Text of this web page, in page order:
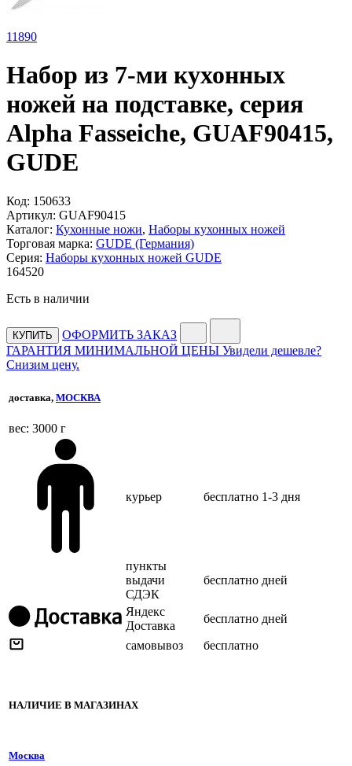
11890
Набор из 7-ми кухонных
ножей на подставке, серия
Alpha Fasseiche, GUAF90415,
GUDE
Код: 150633
Артикул: GUAF90415
Каталог: Кухонные ножи, Наборы кухонных ножей
Торговая марка: GUDE (Германия)
Серия: Наборы кухонных ножей GUDE
164520
Есть в наличии
КУПИТЬ
ОФОРМИТЬ ЗАКАЗ
ГАРАНТИЯ МИНИМАЛЬНОЙ ЦЕНЫ Увидели дешевле?
Снизим цену.
доставка, МОСКВА
веc: 3000 г
курьер бесплатно 1-3 дня
пункты
выдачи
СДЭК
бесплатно дней
Яндекс
Доставка
бесплатно дней
самовывоз
бесплатно
НАЛИЧИЕ В МАГАЗИНАХ
Москва